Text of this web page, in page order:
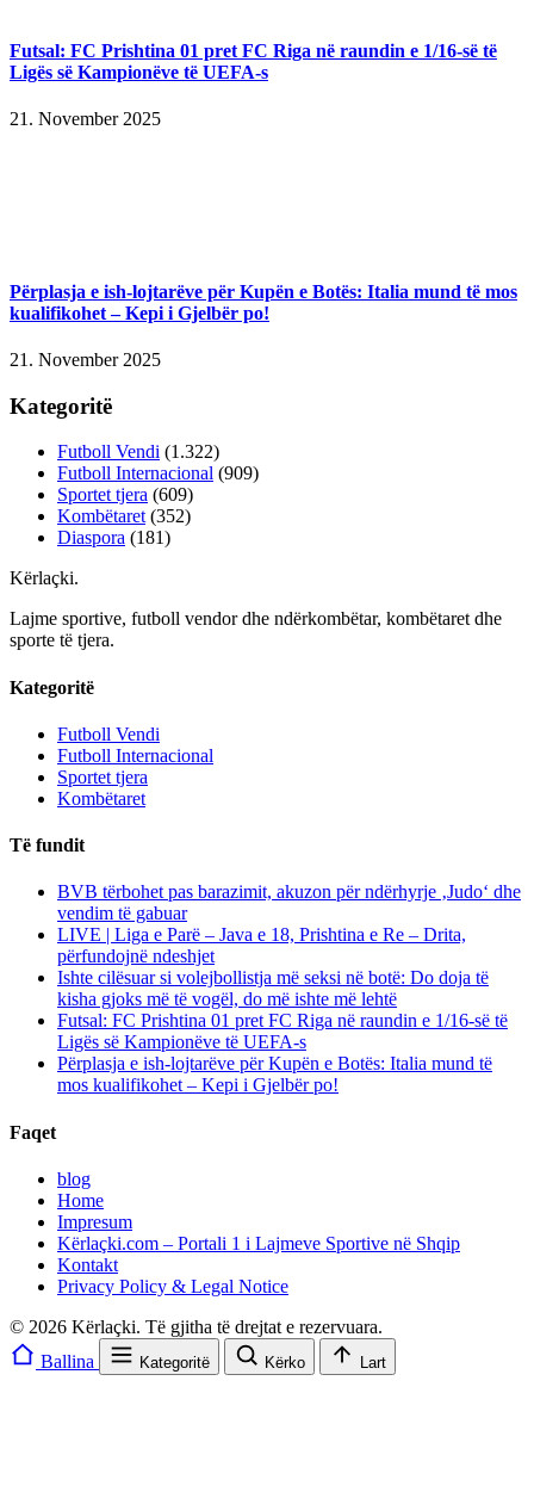
Futsal: FC Prishtina 01 pret FC Riga në raundin e 1/16-së të
Ligës së Kampionëve të UEFA-s
21. November 2025
Përplasja e ish-lojtarëve për Kupën e Botës: Italia mund të mos
kualifikohet – Kepi i Gjelbër po!
21. November 2025
Kategoritë
Futboll Vendi (1.322)
Futboll Internacional (909)
Sportet tjera (609)
Kombëtaret (352)
Diaspora (181)
Kërlaçki.
Lajme sportive, futboll vendor dhe ndërkombëtar, kombëtaret dhe
sporte të tjera.
Kategoritë
Futboll Vendi
Futboll Internacional
Sportet tjera
Kombëtaret
Të fundit
BVB tërbohet pas barazimit, akuzon për ndërhyrje ‚Judo‘ dhe
vendim të gabuar
LIVE | Liga e Parë – Java e 18, Prishtina e Re – Drita,
përfundojnë ndeshjet
Ishte cilësuar si volejbollistja më seksi në botë: Do doja të
kisha gjoks më të vogël, do më ishte më lehtë
Futsal: FC Prishtina 01 pret FC Riga në raundin e 1/16-së të
Ligës së Kampionëve të UEFA-s
Përplasja e ish-lojtarëve për Kupën e Botës: Italia mund të
mos kualifikohet – Kepi i Gjelbër po!
Faqet
blog
Home
Impresum
Kërlaçki.com – Portali 1 i Lajmeve Sportive në Shqip
Kontakt
Privacy Policy & Legal Notice
© 2026 Kërlaçki. Të gjitha të drejtat e rezervuara.
Ballina
Kategoritë Kërko Lart